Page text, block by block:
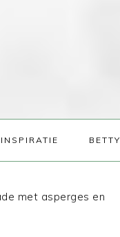
INSPIRATIE BETTY
met asperges en